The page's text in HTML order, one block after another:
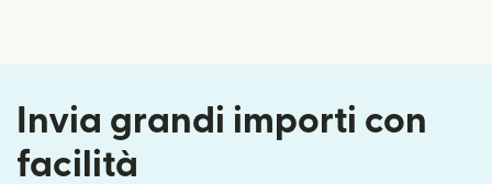
Invia grandi importi con
facilità